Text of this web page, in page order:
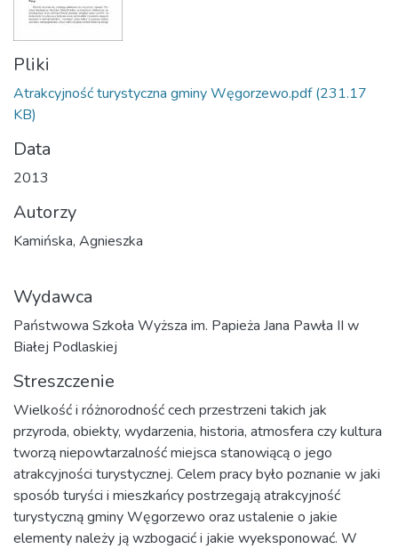
Pliki
Atrakcyjność turystyczna gminy Węgorzewo.pdf (231.17
KB)
Data
2013
Autorzy
Kamińska, Agnieszka
Wydawca
Państwowa Szkoła Wyższa im. Papieża Jana Pawła II w
Białej Podlaskiej
Streszczenie
Wielkość i różnorodność cech przestrzeni takich jak
przyroda, obiekty, wydarzenia, historia, atmosfera czy kultura
tworzą niepowtarzalność miejsca stanowiącą o jego
atrakcyjności turystycznej. Celem pracy było poznanie w jaki
sposób turyści i mieszkańcy postrzegają atrakcyjność
turystyczną gminy Węgorzewo oraz ustalenie o jakie
elementy należy ją wzbogacić i jakie wyeksponować. W